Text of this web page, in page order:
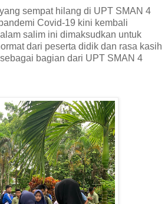
sempat hilang di UPT SMAN 4
Covid-19 kini kembali
salim ini dimaksudkan untuk
dari peserta didik dan rasa kasih
bagian dari UPT SMAN 4